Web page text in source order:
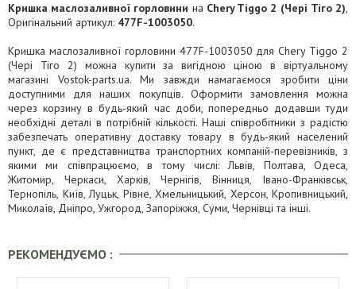
Кришка маслозаливної горловини на Chery Tiggo 2 (Чері Тіго 2),
Оригінальний артикул: 477F-1003050.
Кришка маслозаливної горловини 477F-1003050 для Chery Tiggo 2
(Чері Тіго 2) можна купити за вигідною ціною в віртуальному
магазині Vostok-parts.ua. Ми завжди намагаємося зробити ціни
доступними для наших покупців. Оформити замовлення можна
через корзину в будь-який час доби, попередньо додавши туди
необхідні деталі в потрібній кількості. Наші співробітники з радістю
забезпечать оперативну доставку товару в будь-який населений
пункт, де є представництва транспортних компаній-перевізників, з
якими ми співпрацюємо, в тому числі: Львів, Полтава, Одеса,
Житомир, Черкаси, Харків, Чернігів, Вінниця, Івано-Франківськ,
Тернопіль, Київ, Луцьк, Рівне, Хмельницький, Херсон, Кропивницький,
Миколаїв, Дніпро, Ужгород, Запоріжжя, Суми, Чернівці та інші.
РЕКОМЕНДУЄМО :